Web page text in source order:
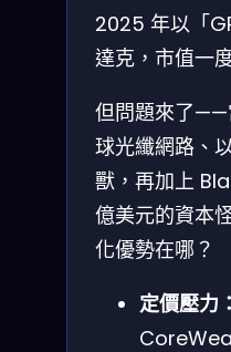
2025 年以「
達克，市值一
但問題來了——
球光纖網路、
獸，再加上
億美元的資本
化優勢在哪？
定價壓力：